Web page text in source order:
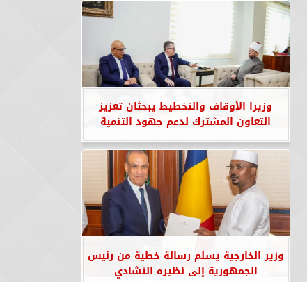
وزيرا الأوقاف والتخطيط يبحثان تعزيز
التعاون المشترك لدعم جهود التنمية
وزير الخارجية يسلم رسالة خطية من رئيس
الجمهورية إلى نظيره التشادي